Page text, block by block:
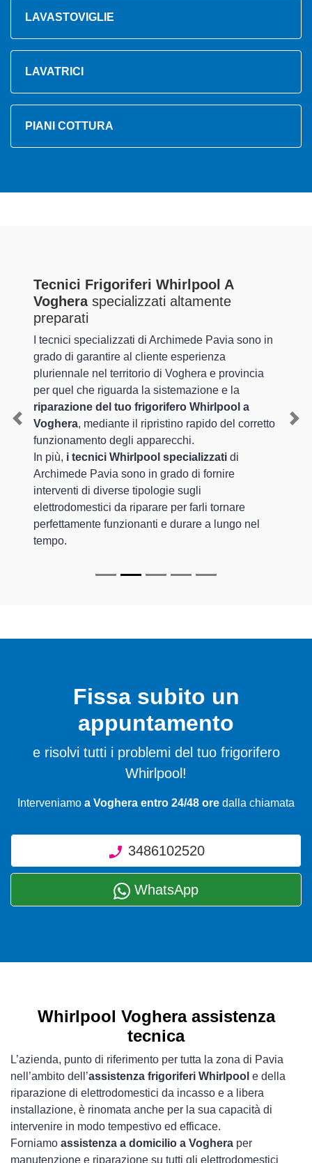
LAVASTOVIGLIE
LAVATRICI
PIANI COTTURA
Tecnici Frigoriferi Whirlpool A
Vogheraspecializzati altamente
preparati
I tecnici specializzati di Archimede Pavia sono in
grado di garantire al cliente esperienza
pluriennale nel territorio di Voghera e provincia
per quel che riguarda la sistemazione e la
riparazione del tuo frigorifero Whirlpool a
Voghera, mediante il ripristino rapido del corretto
funzionamento degli apparecchi.
In più, i tecnici Whirlpool specializzati di
Archimede Pavia sono in grado di fornire
interventi di diverse tipologie sugli
elettrodomestici da riparare per farli tornare
perfettamente funzionanti e durare a lungo nel
tempo.
Previous
Fissa subito un
appuntamento
e risolvi tutti i problemi del tuo frigorifero
Whirlpool!
Interveniamo a Voghera entro 24/48 ore dalla chiamata
3486102520
WhatsApp
Whirlpool Voghera assistenza
tecnica
L’azienda, punto di riferimento per tutta la zona di Pavia
nell’ambito dell’assistenza frigoriferi Whirlpool e della
riparazione di elettrodomestici da incasso e a libera
installazione, è rinomata anche per la sua capacità di
intervenire in modo tempestivo ed efficace.
Forniamo assistenza a domicilio a Voghera per
manutenzione e riparazione su tutti gli elettrodomestici